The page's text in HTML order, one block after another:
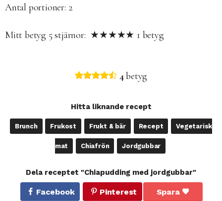
Antal portioner: 2
Mitt betyg 5stjärnor: ★★★★★ 1 betyg
4betyg
Hitta liknande recept
Brunch Frukost Frukt & bär Recept Vegetarisk
mat Chiafrön Jordgubbar
Dela receptet "Chiapudding med jordgubbar"
Facebook Pinterest Spara